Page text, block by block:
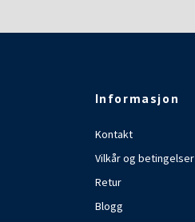
Informasjon
Kontakt
Vilkår og betingelser
Retur
Blogg